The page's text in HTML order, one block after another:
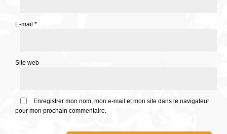
E-mail *
Site web
Enregistrer mon nom, mon e-mail et mon site dans le navigateur
pour mon prochain commentaire.